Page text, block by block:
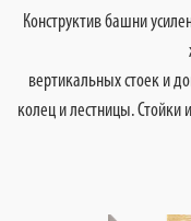
Конструктив башни
вертикальных стоек и
колец и лестницы.